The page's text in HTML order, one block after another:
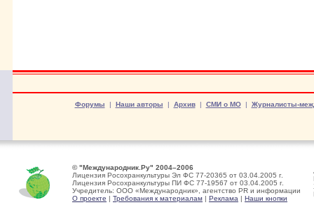
Форумы | Наши авторы | Архив| СМИ о МО| Журналисты-
© "Международник.Ру" 2004–2006
Лицензия Росохранкультуры Эл ФС 77-20365 от 03.04.2005 г.
Лицензия Росохранкультуры ПИ ФС 77-19567 от 03.04.2005 г.
Учредитель: ООО «Международник», агентство PR и информации
О проекте | Требования к материалам | Реклама | Наши кнопки